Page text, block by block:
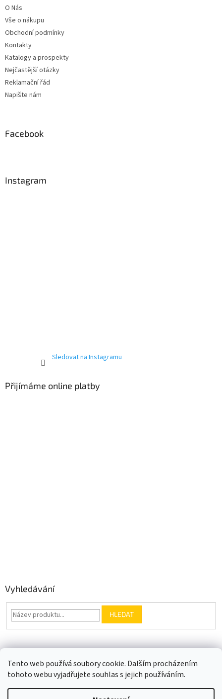
Tento web používá soubory cookie. Dalším procházením
tohoto webu vyjadřujete souhlas s jejich používáním.
O Nás
Vše o nákupu
Obchodní podmínky
Kontakty
Katalogy a prospekty
Nejčastější otázky
Reklamační řád
Napište nám
Facebook
Instagram
Sledovat na Instagramu
Přijímáme online platby
Vyhledávání
HLEDAT